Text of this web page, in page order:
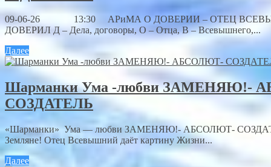
09-06-26 13:30 АРиМА О ДОВЕРИИ – ОТЕЦ
ДОВЕРИЛ Д – Дела, договоры, О – Отца, В – Всевышнего,...
Далее
Шарманки Ума -любви ЗАМЕНЯЮ!-
СОЗДАТЕЛЬ
«Шарманки» Ума — любви ЗАМЕНЯЮ!- АБСОЛЮТ-
Земляне! Отец Всевышний даёт картину Жизни...
Далее